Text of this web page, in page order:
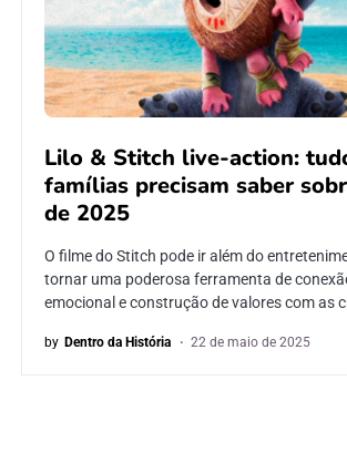
Lilo & Stitch live-action:
famílias precisam saber
de 2025
O filme do Stitch pode ir além do
tornar uma poderosa ferramenta de
emocional e construção de valores com as
by Dentro da História 22 de maio de 2025